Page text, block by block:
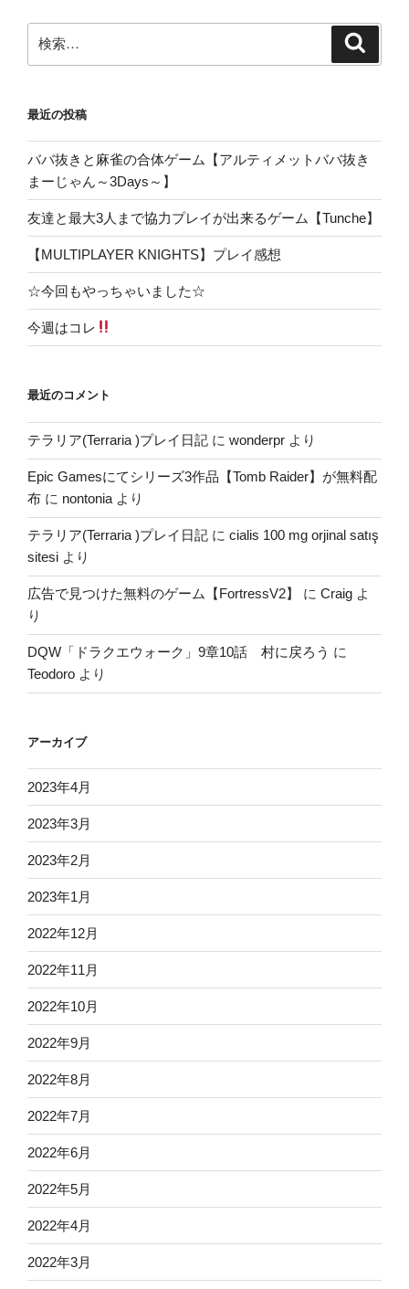
索:
最近の投稿
ババ抜きと麻雀の合体ゲーム【アルティメットババ抜き
まーじゃん～3Days～】
友達と最大3人まで協力プレイが出来るゲーム【Tunche】
【MULTIPLAYER KNIGHTS】プレイ感想
☆今回もやっちゃいました☆
今週はコレ
最近のコメント
テラリア(Terraria )プレイ日記 に wonderpr より
Epic Gamesにてシリーズ3作品【Tomb Raider】が無料配
布 に nontonia より
テラリア(Terraria )プレイ日記 に cialis 100 mg orjinal satış
sitesi より
広告で見つけた無料のゲーム【FortressV2】 に Craig よ
り
DQW「ドラクエウォーク」9章10話 村に戻ろう に
Teodoro より
アーカイブ
2023年4月
2023年3月
2023年2月
2023年1月
2022年12月
2022年11月
2022年10月
2022年9月
2022年8月
2022年7月
2022年6月
2022年5月
2022年4月
2022年3月